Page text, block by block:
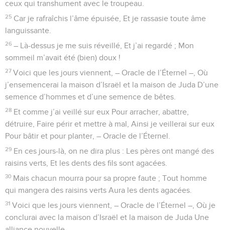
ceux qui transhument avec le troupeau.
25 Car je rafraîchis l’âme épuisée, Et je rassasie toute âme
languissante.
26 – Là-dessus je me suis réveillé, Et j’ai regardé ; Mon
sommeil m’avait été (bien) doux !
27 Voici que les jours viennent, – Oracle de l’Éternel –, Où
j’ensemencerai la maison d’Israël et la maison de Juda D’une
semence d’hommes et d’une semence de bêtes.
28 Et comme j’ai veillé sur eux Pour arracher, abattre,
détruire, Faire périr et mettre à mal, Ainsi je veillerai sur eux
Pour bâtir et pour planter, – Oracle de l’Éternel.
29 En ces jours-là, on ne dira plus : Les pères ont mangé des
raisins verts, Et les dents des fils sont agacées.
30 Mais chacun mourra pour sa propre faute ; Tout homme
qui mangera des raisins verts Aura les dents agacées.
31 Voici que les jours viennent, – Oracle de l’Éternel –, Où je
conclurai avec la maison d’Israël et la maison de Juda Une